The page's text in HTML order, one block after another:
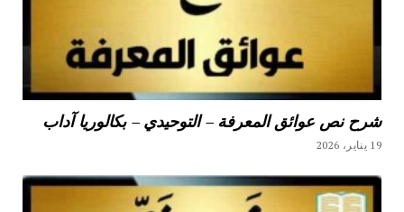
شرح نص عوائق المعرفة – التوحيدي – بكالوريا آداب
19 يناير، 2026